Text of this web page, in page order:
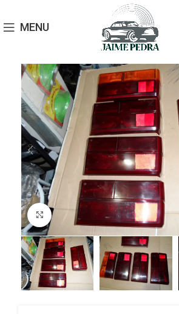
MENU
Click to enlarge